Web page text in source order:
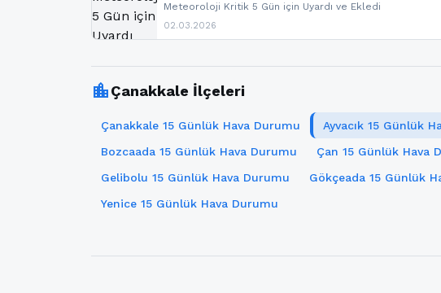
Meteoroloji Kritik 5 Gün için Uyardı ve Ekledi
02.03.2026
location_cityÇanakkale İlçeleri
Çanakkale 15 Günlük Hava Durumu Ayvacık 15 Günlük
Bozcaada 15 Günlük Hava Durumu
Çan 15 Günlük Hava
Gelibolu 15 Günlük Hava Durumu
Gökçeada 15 Günlük
Yenice 15 Günlük Hava Durumu